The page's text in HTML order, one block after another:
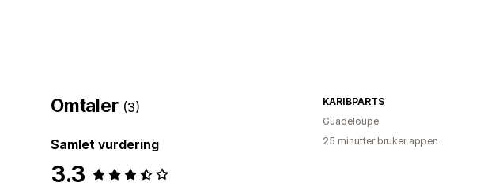
Omtaler (3)
Samlet vurdering
3.3
KARIBPARTS
Guadeloupe
25 minutter bruker appen